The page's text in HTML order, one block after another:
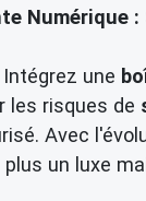
Numérique :
Intégrez une
les risques de
Avec
un luxe